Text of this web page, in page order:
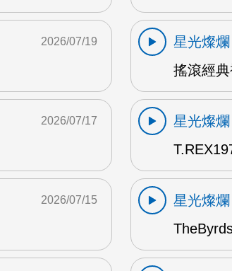
2026/07/19
星光燦爛
搖滾經
2026/07/17
星光燦爛
2026/07/15
星光燦爛